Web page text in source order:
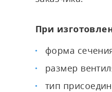
При
форма
размер
тип